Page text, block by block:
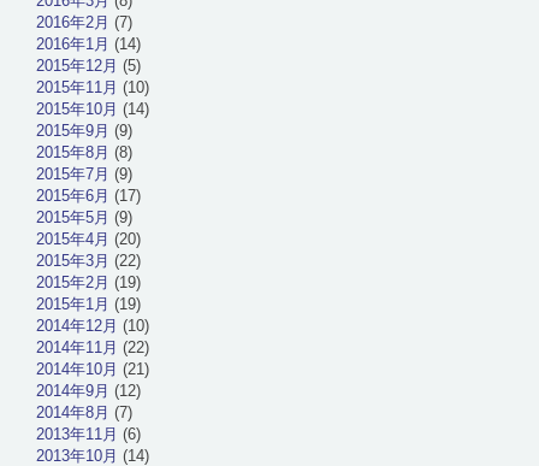
2016年2月 (7)
2016年1月 (14)
2015年12月 (5)
2015年11月 (10)
2015年10月 (14)
2015年9月 (9)
2015年8月 (8)
2015年7月 (9)
2015年6月 (17)
2015年5月 (9)
2015年4月 (20)
2015年3月 (22)
2015年2月 (19)
2015年1月 (19)
2014年12月 (10)
2014年11月 (22)
2014年10月 (21)
2014年9月 (12)
2014年8月 (7)
2013年11月 (6)
2013年10月 (14)